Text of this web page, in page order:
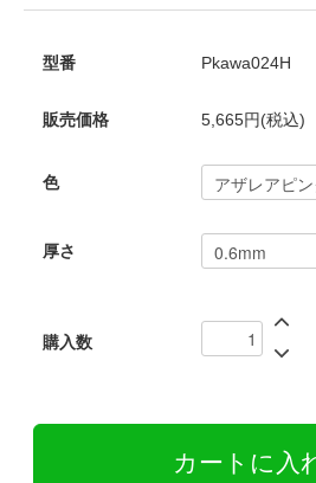
型番 Pkawa024H
販売価格 5,665円(税込)
色
厚さ
購入数